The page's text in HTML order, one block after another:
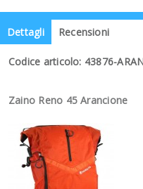
Dettagli Recensioni
Codice articolo: 43876-
Zaino Reno 45 Arancione